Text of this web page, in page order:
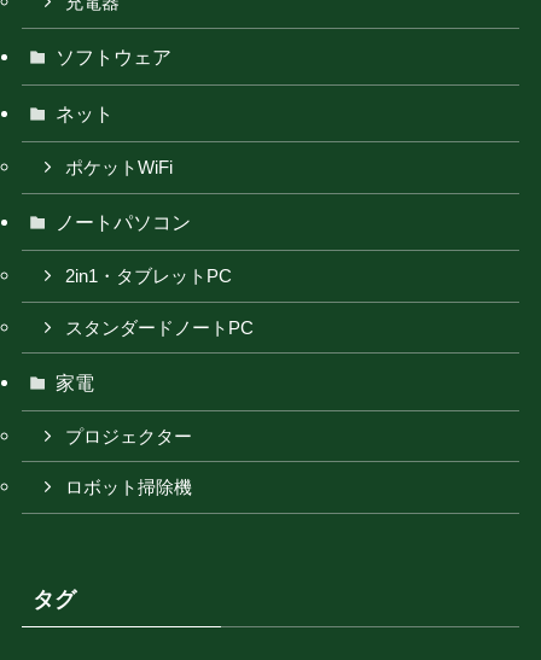
ソフトウェア
ネット
ポケットWiFi
ノートパソコン
2in1・タブレットPC
スタンダードノートPC
家電
プロジェクター
ロボット掃除機
タグ